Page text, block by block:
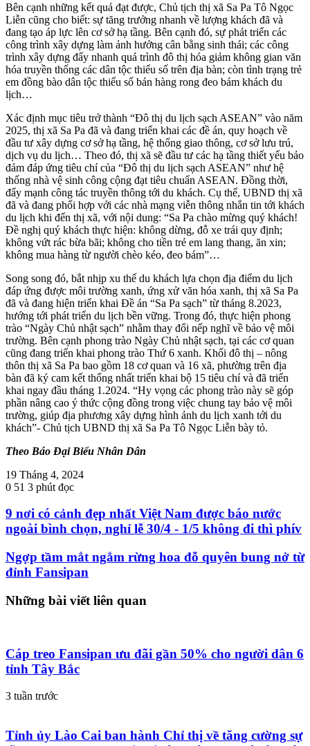
Bên cạnh những kết quả đạt được, Chủ tịch thị xã Sa Pa Tô Ngọc
Liễn cũng cho biết: sự tăng trưởng nhanh về lượng khách đã và
đang tạo áp lực lên cơ sở hạ tầng. Bên cạnh đó, sự phát triển các
công trình xây dựng làm ảnh hưởng cân bằng sinh thái; các công
trình xây dựng đẩy nhanh quá trình đô thị hóa giảm không gian văn
hóa truyền thống các dân tộc thiểu số trên địa bàn; còn tình trạng trẻ
em đồng bào dân tộc thiểu số bán hàng rong đeo bám khách du
lịch…
Xác định mục tiêu trở thành “Đô thị du lịch sạch ASEAN” vào năm
2025, thị xã Sa Pa đã và đang triển khai các đề án, quy hoạch về
đầu tư xây dựng cơ sở hạ tầng, hệ thống giao thông, cơ sở lưu trú,
dịch vụ du lịch… Theo đó, thị xã sẽ đầu tư các hạ tầng thiết yếu bảo
đảm đáp ứng tiêu chí của “Đô thị du lịch sạch ASEAN” như hệ
thống nhà vệ sinh công cộng đạt tiêu chuẩn ASEAN. Đồng thời,
đẩy mạnh công tác truyền thông tới du khách. Cụ thể, UBND thị xã
đã và đang phối hợp với các nhà mạng viễn thông nhắn tin tới khách
du lịch khi đến thị xã, với nội dung: “Sa Pa chào mừng quý khách!
Đề nghị quý khách thực hiện: không dừng, đỗ xe trái quy định;
không vứt rác bừa bãi; không cho tiền trẻ em lang thang, ăn xin;
không mua hàng từ người chèo kéo, đeo bám”…
Song song đó, bắt nhịp xu thế du khách lựa chọn địa điểm du lịch
đáp ứng được môi trường xanh, ứng xử văn hóa xanh, thị xã Sa Pa
đã và đang hiện triển khai Đề án “Sa Pa sạch” từ tháng 8.2023,
hướng tới phát triển du lịch bền vững. Trong đó, thực hiện phong
trào “Ngày Chủ nhật sạch” nhằm thay đổi nếp nghĩ về bảo vệ môi
trường. Bên cạnh phong trào Ngày Chủ nhật sạch, tại các cơ quan
cũng đang triển khai phong trào Thứ 6 xanh. Khối đô thị – nông
thôn thị xã Sa Pa bao gồm 18 cơ quan và 16 xã, phường trên địa
bàn đã ký cam kết thống nhất triển khai bộ 15 tiêu chí và đã triển
khai ngay đầu tháng 1.2024. “Hy vọng các phong trào này sẽ góp
phần nâng cao ý thức cộng đồng trong việc chung tay bảo vệ môi
trường, giúp địa phương xây dựng hình ảnh du lịch xanh tới du
khách”- Chủ tịch UBND thị xã Sa Pa Tô Ngọc Liễn bày tỏ.
Theo Báo Đại Biểu Nhân Dân
19 Tháng 4, 2024
0 51 3 phút đọc
9 nơi có cảnh đẹp nhất Việt Nam được báo nước
ngoài bình chọn, nghỉ lễ 30/4 - 1/5 không đi thì phív
Ngợp tầm mắt ngắm rừng hoa đỗ quyên bung nở từ
đỉnh Fansipan
Những bài viết liên quan
Cáp treo Fansipan ưu đãi gần 50% cho người dân 6
tỉnh Tây Bắc
3 tuần trước
Tỉnh ủy Lào Cai ban hành Chỉ thị về tăng cường sự